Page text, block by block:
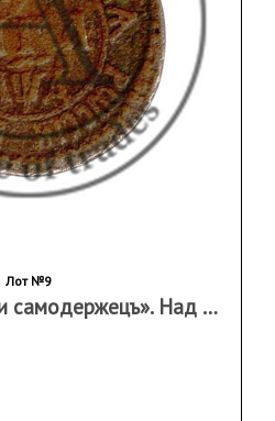
Лот №9
Денга «всея Рwcciи самодержецъ». Над ДЕ розетка четыре лепестка